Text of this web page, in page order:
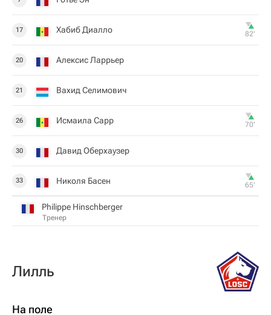
17 Хабиб Диалло 82‎’‎
20 Алексис Ларрьер
21 Вахид Селимович
26 Исмаила Сарр 70‎’‎
30 Давид Оберхаузер
33 Николя Басен 65‎’‎
Philippe Hinschberger
Тренер
Лилль
На поле